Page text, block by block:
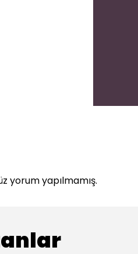
yorum yapılmamış.